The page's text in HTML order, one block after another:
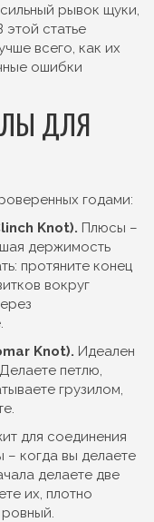
рывок щуки,
статье
всего, как их
ошибки
ДЛЯ
годами:
Knot). Плюсы –
держимость
протяните конец
вокруг
Knot). Идеален
петлю,
грузилом,
для соединения
– когда вы делаете
делаете две
их, плотно
ровный.